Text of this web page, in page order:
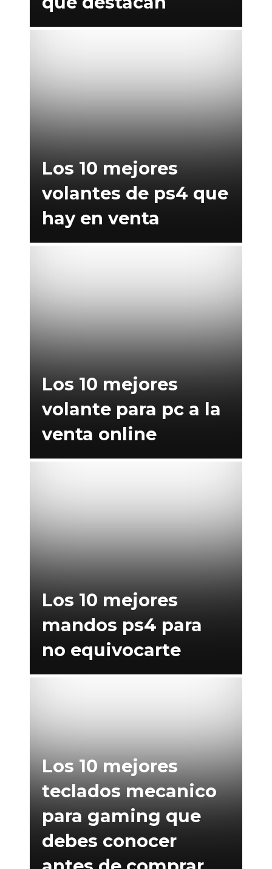
Los 10 mejores
volantes de ps4 que
hay en venta
Los 10 mejores
volante para pc a la
venta online
Los 10 mejores
mandos ps4 para
no equivocarte
Los 10 mejores
teclados mecanico
para gaming que
debes conocer